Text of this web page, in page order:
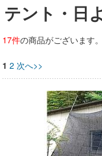
テント・日
17件の商品がございます
1 2 次へ>>